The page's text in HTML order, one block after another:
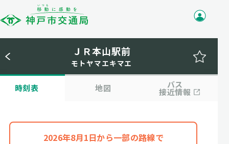
ＪＲ本山駅前
モトヤマエキマエ
時刻表 地図 バス
接近情報
2026年8月1日から一部の路線で